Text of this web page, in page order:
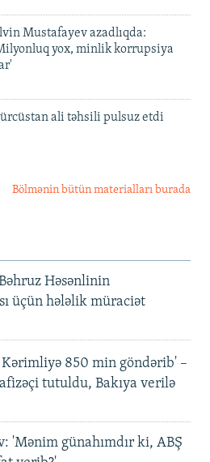
Mustafayev azadlıqda:
yox, minlik korrupsiya
ali təhsili pulsuz etdi
Bölmənin bütün materialları burada
Həsənlinin
üçün hələlik müraciət
850 min göndərib' –
tutuldu, Bakıya verilə
'Mənim günahımdır ki, ABŞ